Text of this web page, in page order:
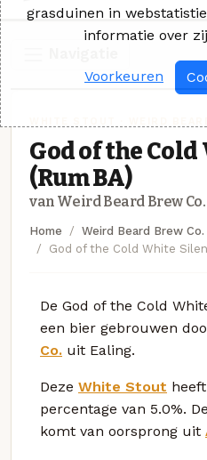
God of the
(Rum BA)
van Weird Beard Brew Co.
Home
Weird Beard Brew Co.
God of the Cold White
De God of the Cold
een bier gebrouwen
Co. uit Ealing.
Deze White Stout
percentage van 5.0%.
komt van oorsprong uit
grasduinen in
informatie over
Voorkeuren